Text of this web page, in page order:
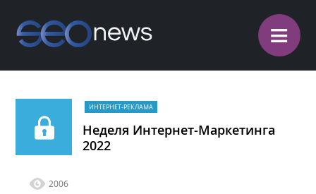
≡
ИНТЕРНЕТ-РЕКЛАМА
Неделя Интернет-Маркетинга
2022
2006